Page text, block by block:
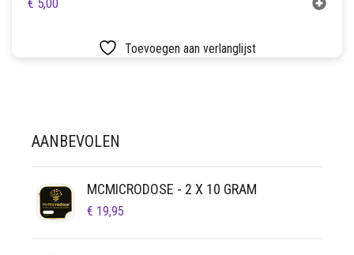
€ 5,00
Toevoegen aan verlanglijst
AANBEVOLEN
MCMICRODOSE - 2 X 10 GRAM
€ 19,95